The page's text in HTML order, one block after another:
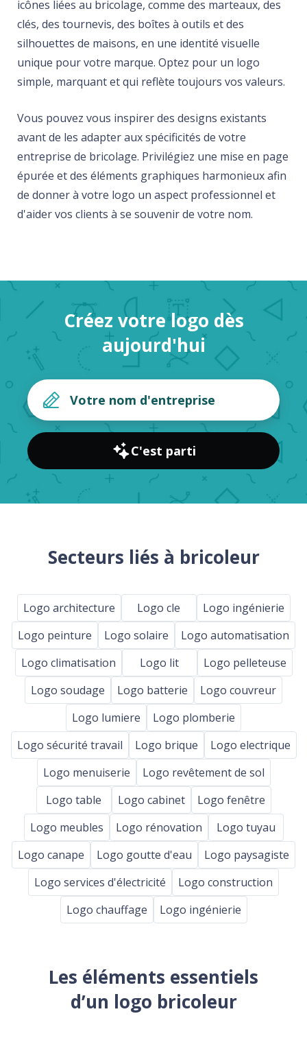
icônes liées au bricolage, comme des marteaux, des
clés, des tournevis, des boîtes à outils et des
silhouettes de maisons, en une identité visuelle
unique pour votre marque. Optez pour un logo
simple, marquant et qui reflète toujours vos valeurs.
Vous pouvez vous inspirer des designs existants
avant de les adapter aux spécificités de votre
entreprise de bricolage. Privilégiez une mise en page
épurée et des éléments graphiques harmonieux afin
de donner à votre logo un aspect professionnel et
d'aider vos clients à se souvenir de votre nom.
Créez votre logo dès
aujourd'hui
C'est parti
Secteurs liés à bricoleur
Logo architecture Logo cle
Logo ingénierie
Logo peinture
Logo solaire
Logo automatisation
Logo climatisation
Logo lit
Logo pelleteuse
Logo soudage
Logo batterie
Logo couvreur
Logo lumiere
Logo plomberie
Logo sécurité travail
Logo brique
Logo electrique
Logo menuiserie
Logo revêtement de sol
Logo table
Logo cabinet
Logo fenêtre
Logo meubles
Logo rénovation
Logo tuyau
Logo canape
Logo goutte d'eau
Logo paysagiste
Logo services d'électricité
Logo construction
Logo chauffage
Logo ingénierie
Les éléments essentiels
d’un logo bricoleur